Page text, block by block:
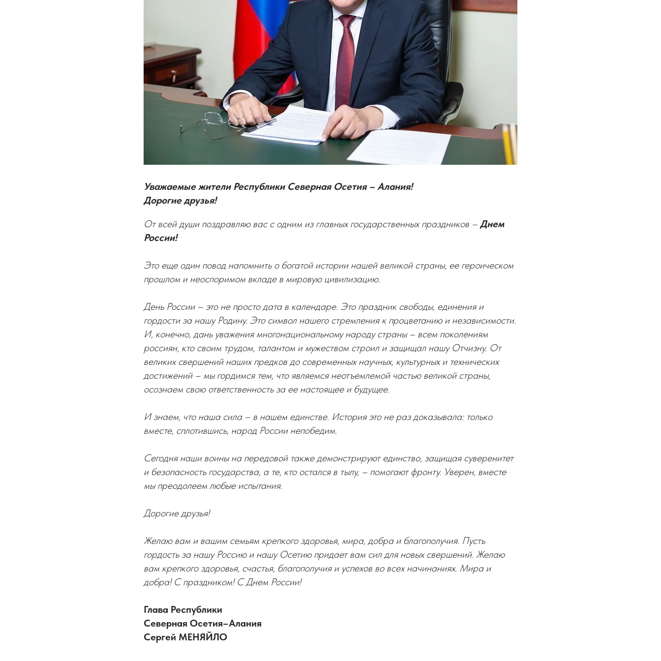
Уважаемые жители Республики Северная Осетия – Алания!
Дорогие друзья!
От всей души поздравляю вас с одним из главных государственных праздников – Днем
России!
Это еще один повод напомнить о богатой истории нашей великой страны, ее героическом
прошлом и неоспоримом вкладе в мировую цивилизацию.
День России – это не просто дата в календаре. Это праздник свободы, единения и
гордости за нашу Родину. Это символ нашего стремления к процветанию и независимости.
И, конечно, дань уважения многонациональному народу страны – всем поколениям
россиян, кто своим трудом, талантом и мужеством строил и защищал нашу Отчизну. От
великих свершений наших предков до современных научных, культурных и технических
достижений – мы гордимся тем, что являемся неотъемлемой частью великой страны,
осознаем свою ответственность за ее настоящее и будущее.
И знаем, что наша сила – в нашем единстве. История это не раз доказывала: только
вместе, сплотившись, народ России непобедим.
Сегодня наши воины на передовой также демонстрируют единство, защищая суверенитет
и безопасность государства, а те, кто остался в тылу, – помогают фронту. Уверен, вместе
мы преодолеем любые испытания.
Дорогие друзья!
Желаю вам и вашим семьям крепкого здоровья, мира, добра и благополучия. Пусть
гордость за нашу Россию и нашу Осетию придает вам сил для новых свершений. Желаю
вам крепкого здоровья, счастья, благополучия и успехов во всех начинаниях. Мира и
добра! С праздником! С Днем России!
Глава Республики
Северная Осетия–Алания
Сергей МЕНЯЙЛО